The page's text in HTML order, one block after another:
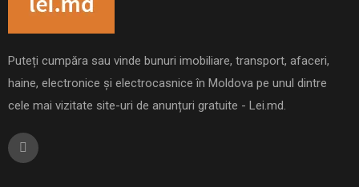
Puteți cumpăra sau vinde bunuri imobiliare, transport, afaceri,
haine, electronice și electrocasnice în Moldova pe unul dintre
cele mai vizitate site-uri de anunțuri gratuite - Lei.md.